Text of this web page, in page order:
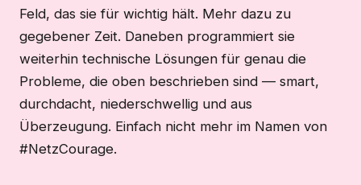
Feld, das sie für wichtig hält. Mehr dazu zu
gegebener Zeit. Daneben programmiert sie
weiterhin technische Lösungen für genau die
Probleme, die oben beschrieben sind — smart,
durchdacht, niederschwellig und aus
Überzeugung. Einfach nicht mehr im Namen von
#NetzCourage.